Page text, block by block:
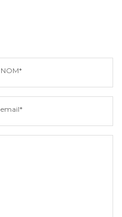
NOM*
email*